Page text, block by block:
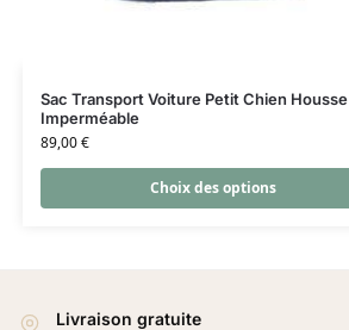
Sac Transport Voiture Petit Chien Housse
Imperméable
89,00€
Choix des options
Livraison gratuite